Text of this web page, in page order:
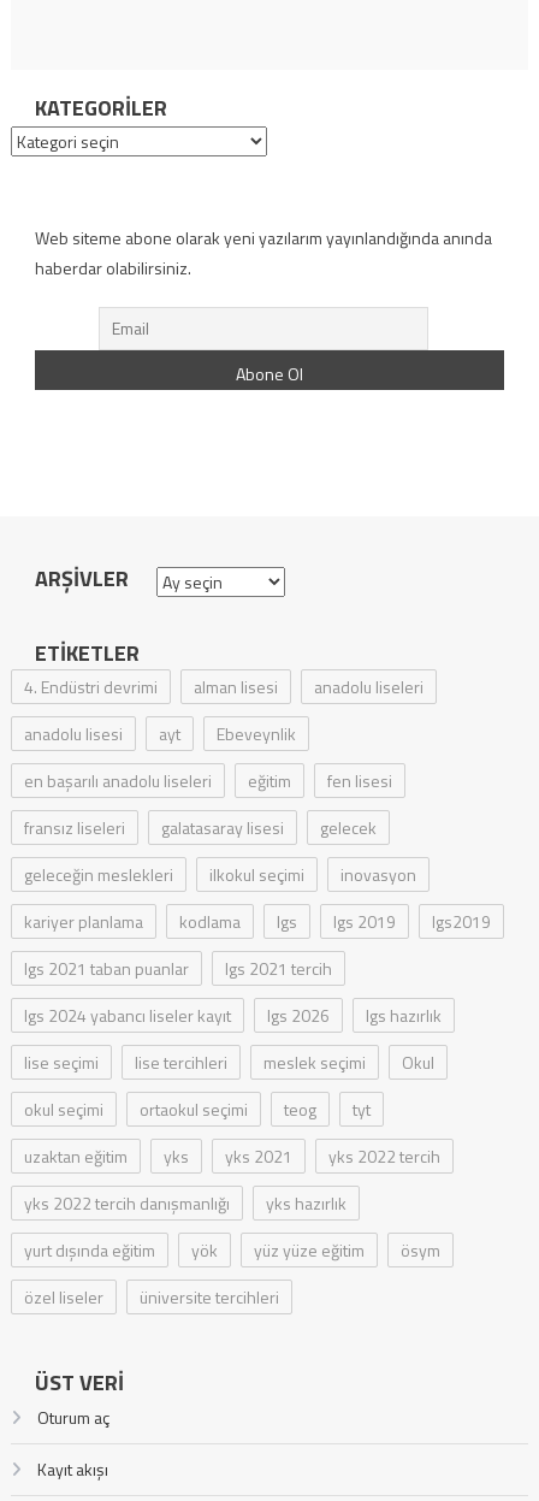
KATEGORILER
Kategoriler
Web siteme abone olarak yeni yazılarım yayınlandığında anında
haberdar olabilirsiniz.
ARŞIVLER Arşivler
ETIKETLER
4. Endüstri devrimi alman lisesi
anadolu liseleri
anadolu lisesi
ayt
Ebeveynlik
en başarılı anadolu liseleri
eğitim
fen lisesi
fransız liseleri
galatasaray lisesi
gelecek
geleceğin meslekleri
ilkokul seçimi
inovasyon
kariyer planlama
kodlama lgs lgs 2019
lgs2019
lgs 2021 taban puanlar
lgs 2021 tercih
lgs 2024 yabancı liseler kayıt
lgs 2026
lgs hazırlık
lise seçimi
lise tercihleri meslek seçimi
Okul
okul seçimi
ortaokul seçimi teog
tyt
uzaktan eğitim
yks yks 2021
yks 2022 tercih
yks 2022 tercih danışmanlığı
yks hazırlık
yurt dışında eğitim
yök yüz yüze eğitim
ösym
özel liseler
üniversite tercihleri
ÜST VERI
Oturum aç
Kayıt akışı